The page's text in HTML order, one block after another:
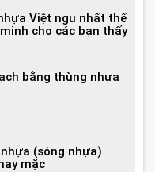
Việt ngu nhất thế
cho các bạn thấy
bằng thùng nhựa
(sóng nhựa)
mặc